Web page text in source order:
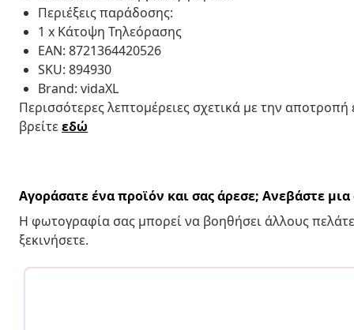
Περιέξεις παράδοσης:
1 x Κάτοψη Τηλεόρασης
EAN: 8721364420526
SKU: 894930
Brand: vidaXL
Περισσότερες λεπτομέρειες σχετικά με την
βρείτεεδώ
Αγοράσατε ένα προϊόν και σας άρεσε; Ανεβάστε
Η φωτογραφία σας μπορεί να βοηθήσει άλλους
ξεκινήσετε.